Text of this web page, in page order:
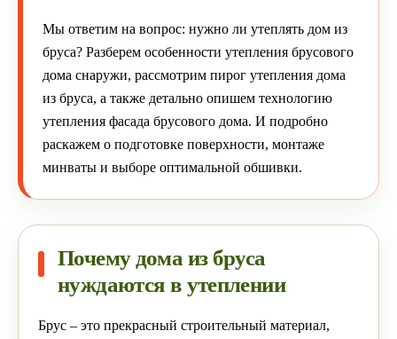
Мы ответим на вопрос: нужно ли утеплять дом из
бруса? Разберем особенности утепления брусового
дома снаружи, рассмотрим пирог утепления дома
из бруса, а также детально опишем технологию
утепления фасада брусового дома. И подробно
раскажем о подготовке поверхности, монтаже
минваты и выборе оптимальной обшивки.
Почему дома из бруса
нуждаются в утеплении
Брус – это прекрасный строительный материал,